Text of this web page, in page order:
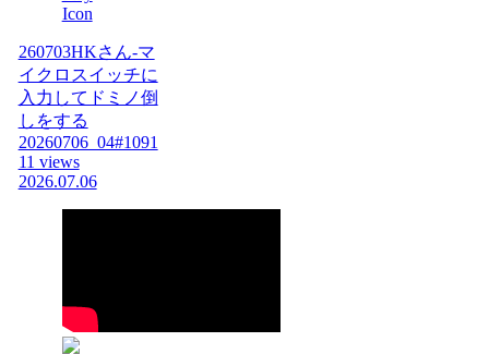
260703HKさん-マ
イクロスイッチに
入力してドミノ倒
しをする
20260706_04#1091
11 views
2026.07.06